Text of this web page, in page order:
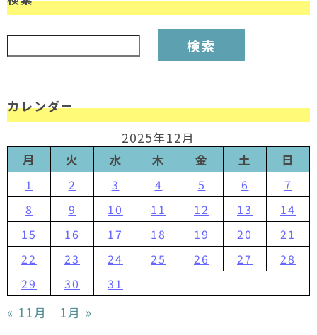
検索:
カレンダー
2025年12月
月
火 水 木 金 土 日
1 2 3 4 5 6
7
8
9 10 11 12 13
14
15
16 17 18 19 20
21
22
23 24 25 26 27
28
29
30 31
« 11月 1月 »